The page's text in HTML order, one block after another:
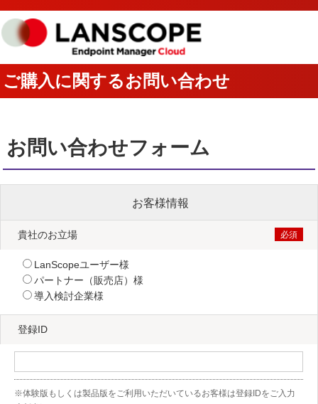
ご購入に関するお問い合わせ
お問い合わせフォーム
お客様情報
貴社のお立場
LanScopeユーザー様
パートナー（販売店）様
導入検討企業様
登録ID
※体験版もしくは製品版をご利用いただいているお客様は登録IDをご入力